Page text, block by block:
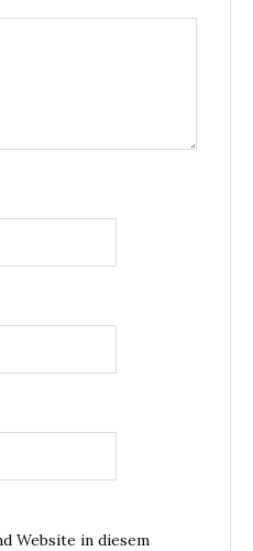
Website in diesem